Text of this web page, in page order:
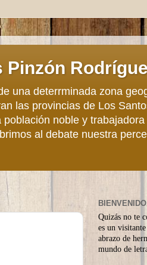
Pinzón
una deterrminada zona
las provincias de Los
noble y
al debate nuestra
Quizás no te
es un
abrazo de
mundo de